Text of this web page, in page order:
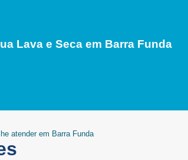
Lava e Seca em Barra Funda
atender em Barra Funda